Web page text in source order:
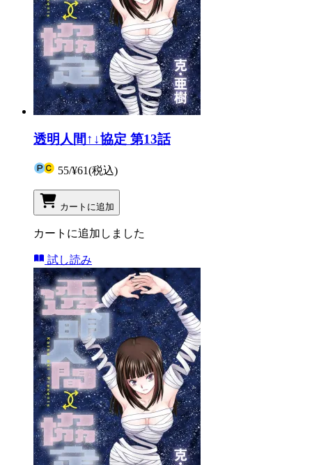
透明人間↑↓協定 第13話
55/¥61(税込)
カートに追加
カートに追加しました
試し読み